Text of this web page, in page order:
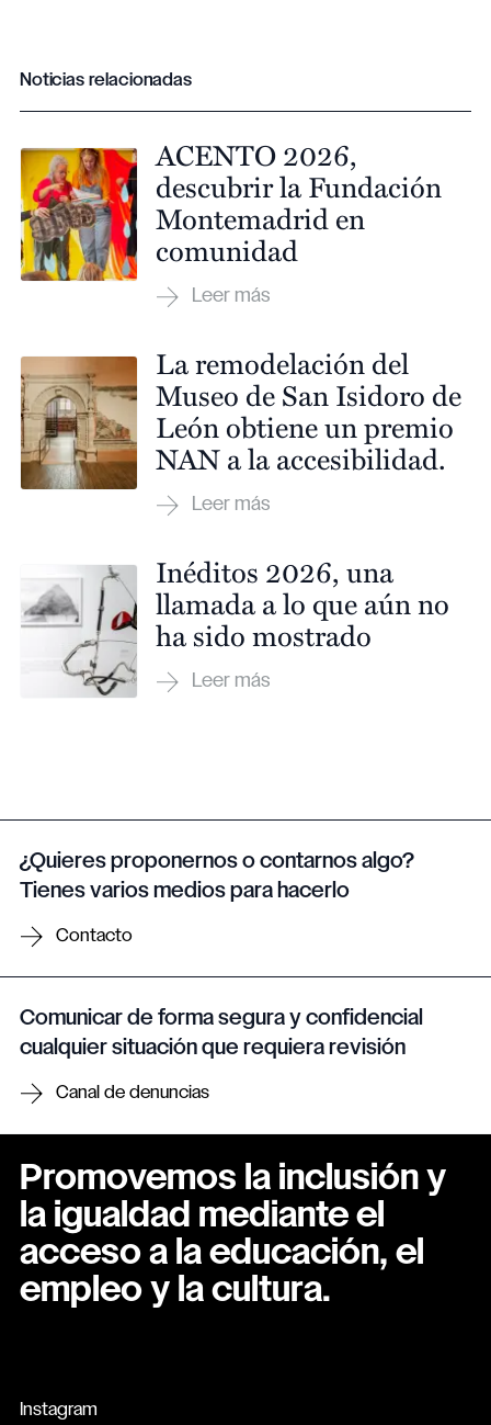
Noticias relacionadas
ACENTO 2026,
descubrir la Fundación
Montemadrid en
comunidad
La remodelación del
Museo de San Isidoro de
León obtiene un premio
NAN a la accesibilidad.
Inéditos 2026, una
llamada a lo que aún no
ha sido mostrado
¿Quieres proponernos o contarnos algo?
Tienes varios medios para hacerlo
Contacto
Comunicar de forma segura y confidencial
cualquier situación que requiera revisión
Canal de denuncias
Promovemos la inclusión y
la igualdad mediante el
acceso a la educación, el
empleo y la cultura.
Instagram